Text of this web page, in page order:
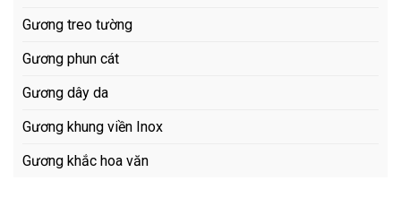
Gương treo tường
Gương phun cát
Gương dây da
Gương khung viền Inox
Gương khắc hoa văn